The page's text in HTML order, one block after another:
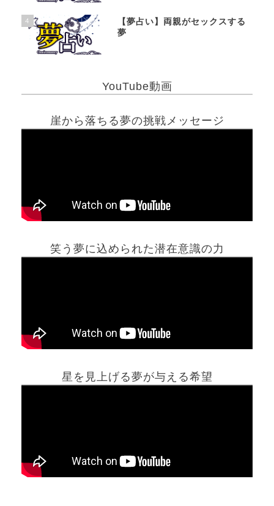
4
【夢占い】両親がセックスする
夢
YouTube動画
崖から落ちる夢の挑戦メッセージ
笑う夢に込められた潜在意識の力
星を見上げる夢が与える希望
ホーム
最新記事動画